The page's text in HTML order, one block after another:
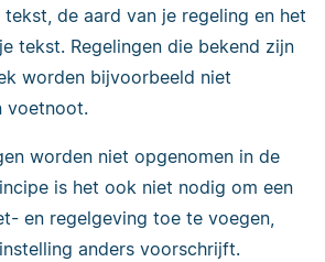
de aard van je regeling en het
tekst. Regelingen die bekend zijn
worden bijvoorbeeld niet
voetnoot.
worden niet opgenomen in de
is het ook niet nodig om een
en regelgeving toe te voegen,
anders voorschrijft.